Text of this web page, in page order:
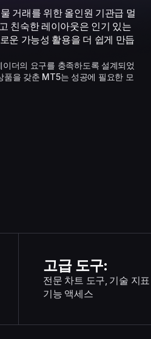
거래를 위한 올인원 기관급 멀
친숙한 레이아웃은 인기 있는
운 가능성 활용을 더 쉽게 만듭
더의 요구를 충족하도록 설계되었
품을 갖춘 MT5는 성공에 필요한 모
고급 도구:
전문 차트 도구, 기술 지
기능 액세스